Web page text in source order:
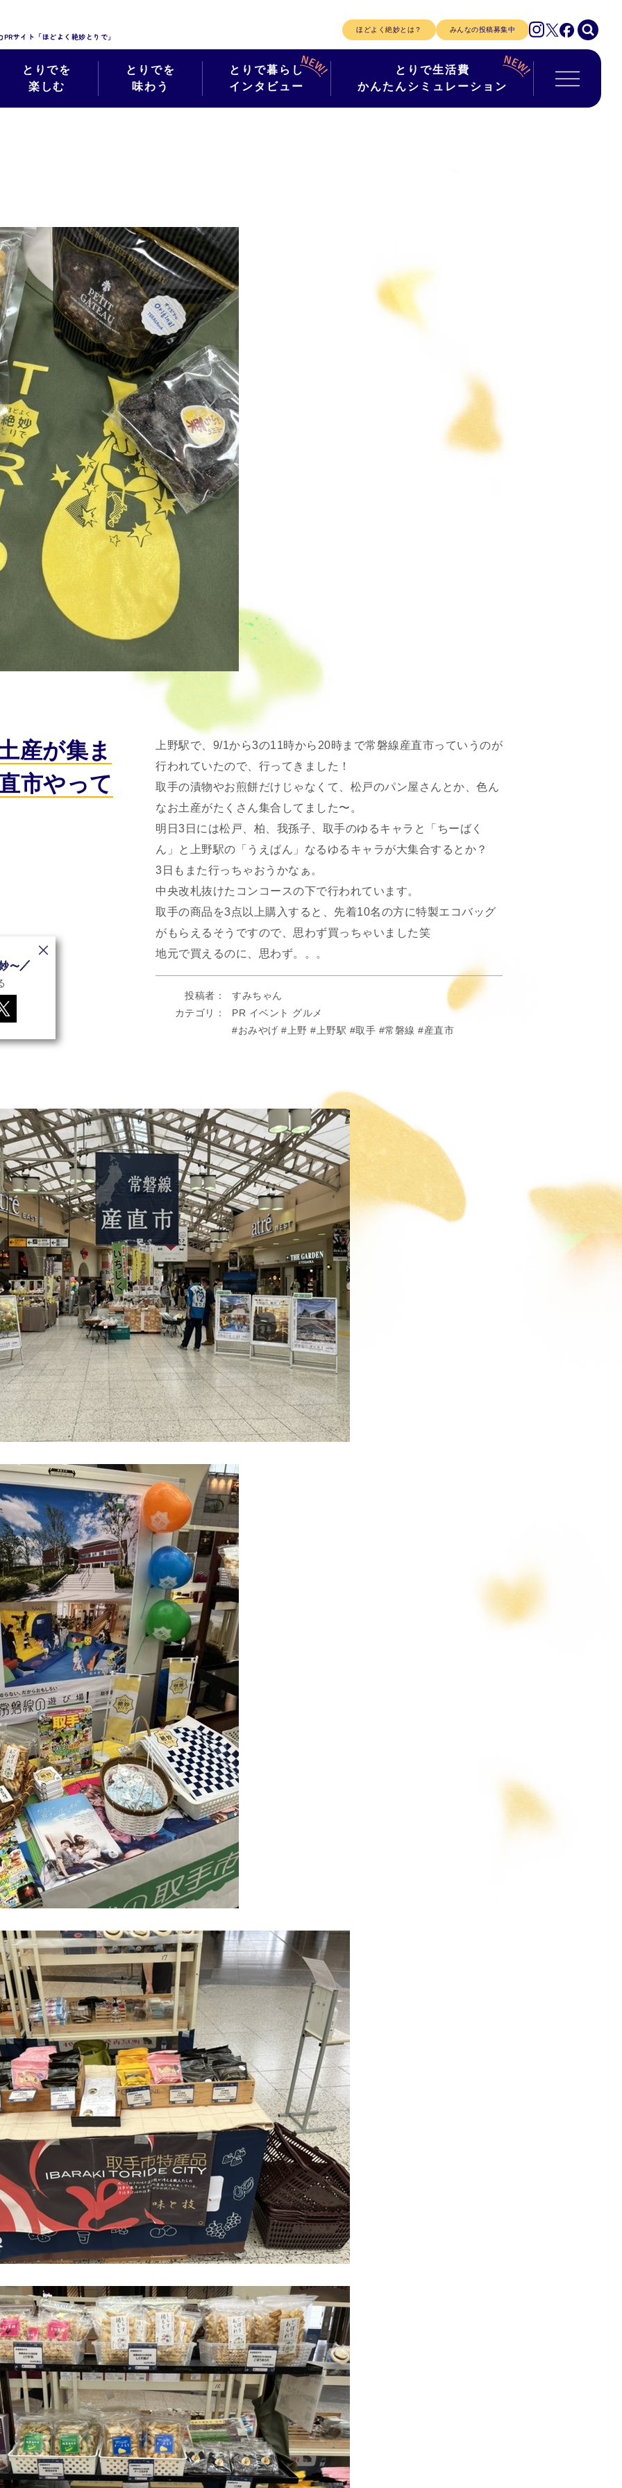
サイト「ほどよく絶妙とりで」
ほどよく絶妙とは？ みんなの投稿募集中
とりでを
楽しむ
とりでを
味わう
とりで暮らし
インタビュー
とりで生活費
かんたんシミュレーション
フォト
産が集ま
市やって
上野駅で、9/1から3の11時から20時まで常磐線産直市っていうのが
行われていたので、行ってきました！
取手の漬物やお煎餅だけじゃなくて、松戸のパン屋さんとか、色ん
なお土産がたくさん集合してました〜。
明日3日には松戸、柏、我孫子、取手のゆるキャラと「ちーばく
ん」と上野駅の「うえぱん」なるゆるキャラが大集合するとか？
3日もまた行っちゃおうかなぁ。
中央改札抜けたコンコースの下で行われています。
取手の商品を3点以上購入すると、先着10名の方に特製エコバッグ
がもらえるそうですので、思わず買っちゃいました笑
地元で買えるのに、思わず。。。
投稿者
すみちゃん
カテゴリ
PR イベント グルメ
おみやげ
上野 上野駅 取手 常磐線 産直市